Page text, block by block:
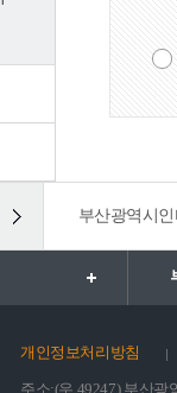
행사
관광명소 송도
부산광역시
개인정보처리방침
주소:(우 49247) 부산광